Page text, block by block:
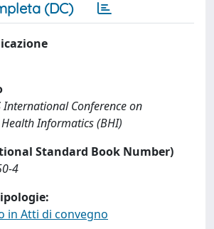
(DC)
International Conference on
Informatics (BHI)
Standard Book Number)
4
in Atti di convegno